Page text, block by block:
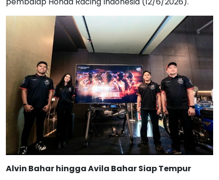
Alvin Bahar hingga Avila Bahar Siap Tempur